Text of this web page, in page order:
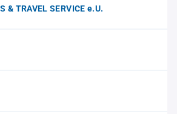
& TRAVEL SERVICE e.U.